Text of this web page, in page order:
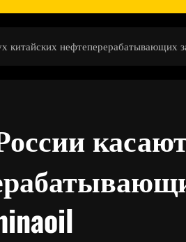
китайских нефтеперерабатывающих